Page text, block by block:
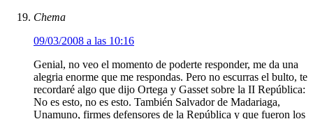
Chema
09/03/2008 a las 10:16
Genial, no veo el momento de poderte responder, me da una
alegria enorme que me respondas. Pero no escurras el bulto, te
recordaré algo que dijo Ortega y Gasset sobre la II República:
No es esto, no es esto. También Salvador de Madariaga,
Unamuno, firmes defensores de la República y que fueron los